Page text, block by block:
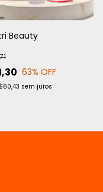
Beauty
63% OFF
sem juros